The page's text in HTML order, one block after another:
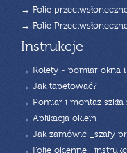
→ Folie
→ Folie
Instrukcje
→ Rolety - pomiar okna i
→ Jak tapetować?
→ Pomiar i montaż szkła
→ Aplikacja oklein
→ Jak zamówić _szafy
→ Folie okienne